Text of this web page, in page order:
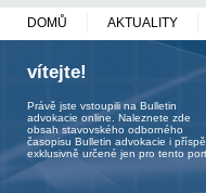
DOMŮ AKTUALITY
vítejte!
Právě jste vstoupili na Bulletin
advokacie online. Naleznete zde
obsah stavovského odborného
časopisu Bulletin advokacie i
exklusivně určené jen pro tento